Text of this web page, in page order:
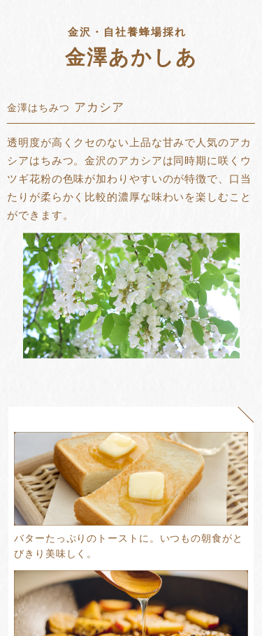
金沢・自社養蜂場採れ
金澤あかしあ
金澤はちみつ アカシア
透明度が高くクセのない上品な甘みで人気のアカ
シアはちみつ。金沢のアカシアは同時期に咲くウ
ツギ花粉の色味が加わりやすいのが特徴で、口当
たりが柔らかく比較的濃厚な味わいを楽しむこと
ができます。
バターたっぷりのトーストに。いつもの朝食がと
びきり美味しく。